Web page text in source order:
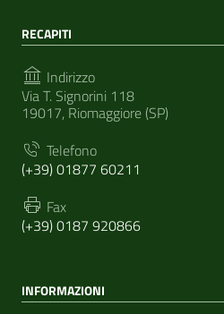
RECAPITI
Indirizzo
Via T. Signorini 118
19017, Riomaggiore (SP)
Telefono
(+39) 01877 60211
Fax
(+39) 0187 920866
INFORMAZIONI